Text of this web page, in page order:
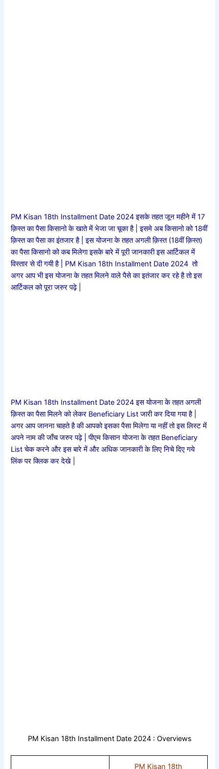
PM Kisan 18th Installment Date 2024 इसके तहत जून महीने में 17
क़िस्त का पैसा किसानो के खाते में भेजा जा चूका है | इसमे अब किसानो को 18वीं
क़िस्त का पैसा का इंतजार है | इस योजना के तहत अगली क़िस्त (18वीं क़िस्त)
का पैसा किसानो को कब मिलेगा इसके बारे में पूरी जानकारी इस आर्टिकल में
विस्तार से दी गयी है | PM Kisan 18th Installment Date 2024 तो
अगर आप भी इस योजना के तहत मिलने वाले पैसे का इतंजार कर रहे है तो इस
आर्टिकल को पूरा जरुर पढ़े |
PM Kisan 18th Installment Date 2024 इस योजना के तहत अगली
क़िस्त का पैसा मिलने को लेकर Beneficiary List जारी कर दिया गया है |
अगर आप जानना चाहते है की आपको इसका पैसा मिलेगा या नहीं तो इस लिस्ट में
अपने नाम की जाँच जरुर पढ़े | पीएम किसान योजना के तहत Beneficiary
List चेक करने और इस बारे में और अधिक जानकारी के लिए निचे दिए गये
लिंक पर क्लिक कर देखे |
PM Kisan 18th Installment Date 2024 : Overviews
PM Kisan 18th